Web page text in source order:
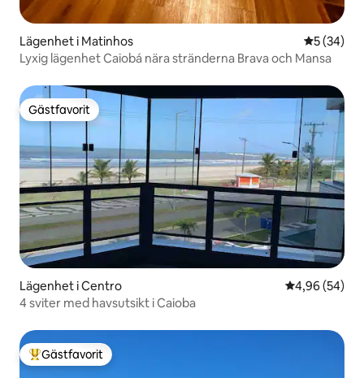
Lägenhet i Matinhos 5 av 5 i
5 (34)
Lyxig lägenhet Caiobá nära stränderna Brava och Mansa
Gästfavorit
Gästfavorit
Lägenhet i Centro 4,96 av 5 i
4,96 (54)
4 sviter med havsutsikt i Caioba
Populär gästfavorit
Gästfavorit